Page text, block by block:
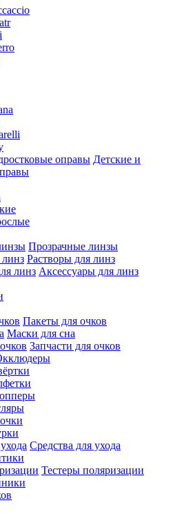
Детские и
Прозрачные линзы
Растворы для линз
Аксессуары для линз
Пакеты для очков
Маски для сна
Запчасти для очков
Средства для ухода
Тестеры поляризации